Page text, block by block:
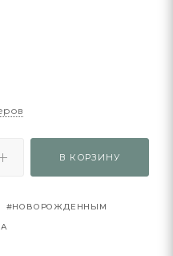
В КОРЗИНУ
#НОВОРОЖДЕННЫМ